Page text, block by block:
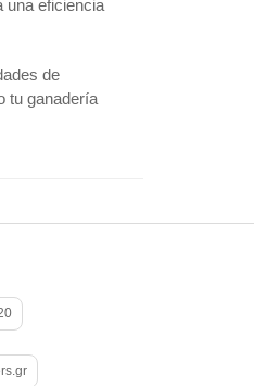
una eficiencia
de
tu ganadería